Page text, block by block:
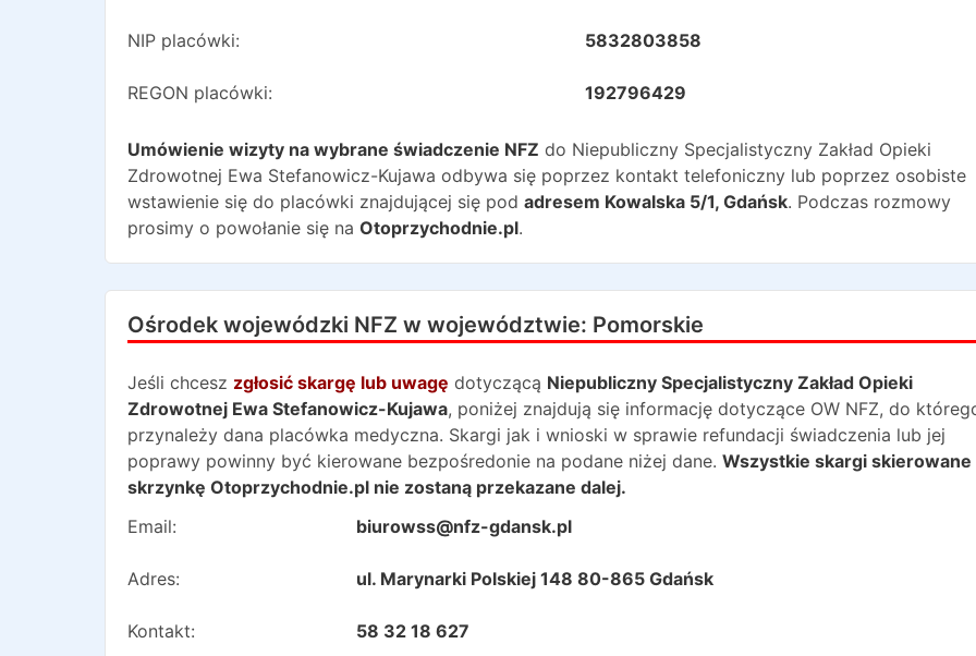
NIP placówki: 5832803858
REGON placówki: 192796429
Umówienie wizyty na wybrane świadczenie NFZ do Niepubliczny Specjalistyczny Zakład Opieki
Zdrowotnej Ewa Stefanowicz-Kujawa odbywa się poprzez kontakt telefoniczny lub poprzez osobiste
wstawienie się do placówki znajdującej się pod adresem Kowalska 5/1, Gdańsk. Podczas rozmowy
prosimy o powołanie się na Otoprzychodnie.pl.
Ośrodek wojewódzki NFZ w województwie: Pomorskie
Jeśli chcesz zgłosić skargę lub uwagę dotyczącą Niepubliczny Specjalistyczny Zakład Opieki
Zdrowotnej Ewa Stefanowicz-Kujawa, poniżej znajdują się informację dotyczące OW NFZ, do
przynależy dana placówka medyczna. Skargi jak i wnioski w sprawie refundacji świadczenia lub jej
poprawy powinny być kierowane bezpośredonie na podane niżej dane. Wszystkie skargi skierowane
skrzynkę Otoprzychodnie.pl nie zostaną przekazane dalej.
Email:
biurowss@nfz-gdansk.pl
Adres: ul. Marynarki Polskiej 148 80-865 Gdańsk
Kontakt: 58 32 18 627